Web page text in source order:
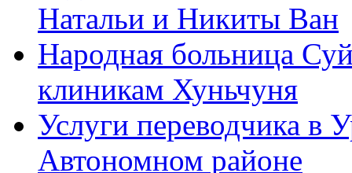
Натальи и Никиты Ван
Народная больница
клиникам Хуньчуня
Услуги переводчика в
Автономном районе